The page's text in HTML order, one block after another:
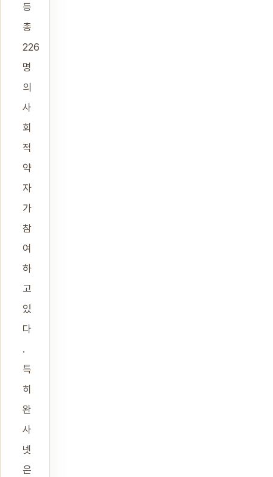
등
총
226
명
의
사
회
적
약
자
가
참
여
하
고
있
다
.
특
히
완
사
넷
은